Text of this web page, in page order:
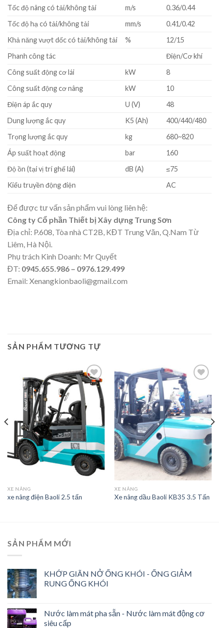
Tốc độ nâng có tải/không tải m/s
0.36/0.44
Tốc độ hạ có tải/không tải
mm/s
0.41/0.42
Khả năng vượt dốc có tải/không tải
%
12/15
Phanh công tác
Điện/Cơ khí
Công suất động cơ lái
kW
8
Công suất động cơ nâng
kW
10
Điện áp ắc quy
U (V)
48
Dung lượng ắc quy
K5 (Ah)
400/440/480
Trọng lượng ắc quy
kg
680~820
Áp suất hoạt động
bar
160
Độ ồn (tại vị trí ghế lái)
dB (A)
≤75
Kiểu truyền động điện
AC
Để được tư vấn sản phẩm vui lòng liên hệ:
Công ty Cổ phần Thiết bị Xây dựng Trung Sơn
Địa chỉ: P.608, Tòa nhà CT2B, KĐT Trung Văn, Q.Nam Từ
Liêm, Hà Nội.
Phụ trách Kinh Doanh: Mr Quyết
ĐT: 0945.655.986 – 0976.129.499
Email: Xenangkionbaoli@gmail.com
SẢN PHẨM TƯƠNG TỰ
Add to
Wishlist
XE NÂNG
xe nâng điện Baoli 2.5 tấn
Add to
Wishlist
XE NÂNG
Xe nâng dầu Baoli KB35 3.5 Tấn
SẢN PHẨM MỚI
KHỚP GIÃN NỞ ỐNG KHÓI - ỐNG GIẢM
RUNG ỐNG KHÓI
Nước làm mát pha sẵn - Nước làm mát động cơ
siêu cấp